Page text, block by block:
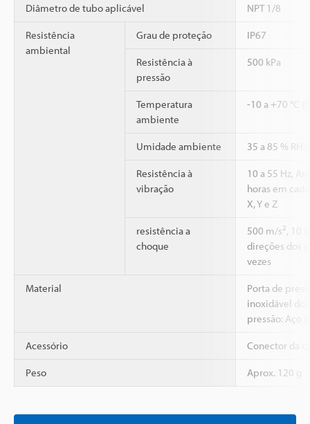
Diâmetro de tubo aplicável NPT 1/8
Resistência
ambiental
Grau de proteção IP67
Resistência à
pressão
500 kPa
Temperatura
ambiente
-10 a +70 °C
Umidade ambiente 35 a 85 % RH
Resistência à
vibração
10 a 55 Hz,
horas em
X, Y e Z
resistência a
choque
500 m/s2, 10
direções dos
vezes
Material
Porta de
inoxidável do
pressão: Aço
Acessório Conector da
Peso Aprox. 120 g